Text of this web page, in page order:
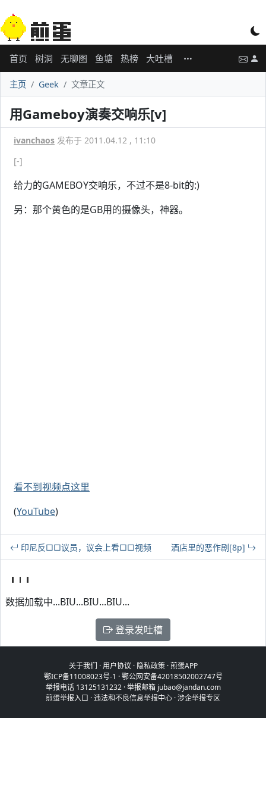
首页 树洞 无聊图 鱼塘 热榜 大吐槽
主页 Geek 文章正文
用Gameboy演奏交响乐[v]
ivanchaos 发布于 2011.04.12 , 11:10
[-]
给力的GAMEBOY交响乐，不过不是8-bit的:)
另：那个黄色的是GB用的摄像头，神器。
看不到视频点这里
(YouTube)
印尼反□□议员，议会上看□□视频 酒店里的恶作剧[8p]
数据加载中...BIU...BIU...BIU...
登录发吐槽
关于我们 ·用户协议 · 隐私政策·煎蛋APP
鄂ICP备11008023号-1 ·鄂公网安备42018502002747号
举报电话 13125131232 · 举报邮箱 jubao@jandan.com
煎蛋举报入口 ·违法和不良信息举报中心 ·涉企举报专区